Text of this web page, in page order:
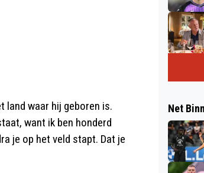
land waar hij geboren is.
want ik ben honderd
je op het veld stapt. Dat je
Net